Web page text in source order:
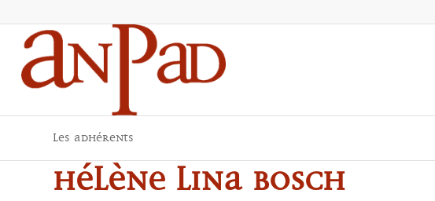
Les adhérents
Hélène Lina BOSCH